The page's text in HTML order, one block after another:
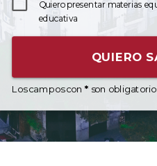
Quiero presentar materias
educativa
QUIERO
Los campos con * son